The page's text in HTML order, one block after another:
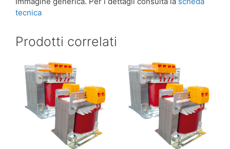
tecnica
Prodotti correlati